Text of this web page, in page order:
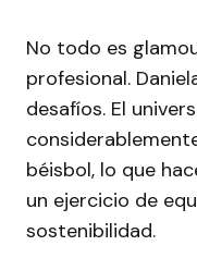
No todo es
profesional.
desafíos. El
béisbol, lo que
un ejercicio de
sostenibilidad.